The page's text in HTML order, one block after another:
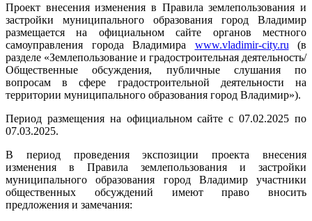
Проект внесения изменения в Правила землепользования и
застройки муниципального образования город Владимир
размещается на официальном сайте органов местного
самоуправления города Владимира www.vladimir-city.ru (в
разделе «Землепользование и градостроительная деятельность/
Общественные обсуждения, публичные слушания по
вопросам в сфере градостроительной деятельности на
территории муниципального образования город Владимир»).
Период размещения на официальном сайте с 07.02.2025 по
07.03.2025.
В период проведения экспозиции проекта внесения
изменения в Правила землепользования и застройки
муниципального образования город Владимир участники
общественных обсуждений имеют право вносить
предложения и замечания: